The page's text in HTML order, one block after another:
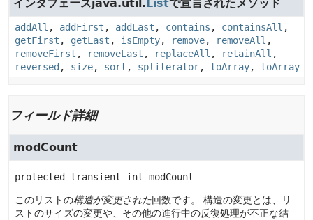
インタフェースjava.util. Listで宣言されたメソッド
addAll , addFirst , addLast , contains , containsAll ,
getFirst , getLast , isEmpty, remove, removeAll ,
removeFirst , removeLast , replaceAll , retainAll ,
reversed , size, sort , spliterator, toArray, toArray
フィールド詳細
modCount
protected transient int modCount
このリストの構造が変更された回数です。
構造の変更とは、リ
ストのサイズの変更や、その他の進行中の反復処理が不正な結